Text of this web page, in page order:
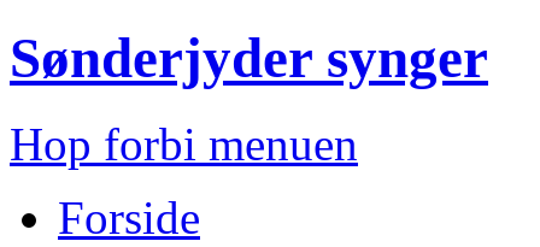
Sønderjyder synger
Hop forbi menuen
Forside